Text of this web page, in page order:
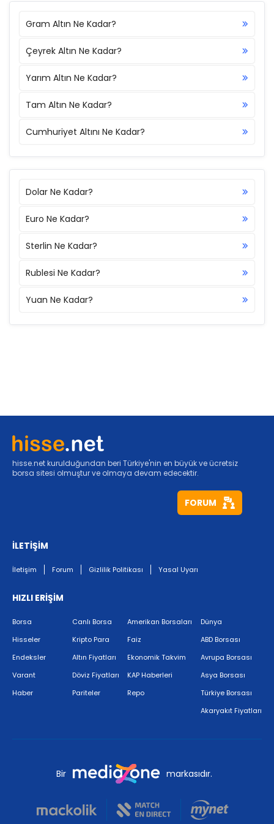
Gram Altın Ne Kadar?
Çeyrek Altın Ne Kadar?
Yarım Altın Ne Kadar?
Tam Altın Ne Kadar?
Cumhuriyet Altını Ne Kadar?
Dolar Ne Kadar?
Euro Ne Kadar?
Sterlin Ne Kadar?
Rublesi Ne Kadar?
Yuan Ne Kadar?
hisse.net kurulduğundan beri Türkiye'nin en büyük ve ücretsiz
borsa sitesi olmuştur ve olmaya devam edecektir.
FORUM
İLETİŞİM
İletişim Forum Gizlilik Politikası Yasal Uyarı
HIZLI ERİŞİM
Borsa
Hisseler
Endeksler
Varant
Haber
Canlı Borsa
Kripto Para
Altın Fiyatları
Döviz Fiyatları
Pariteler
Amerikan Borsaları
Faiz
Ekonomik Takvim
KAP Haberleri
Repo
Dünya
ABD Borsası
Avrupa Borsası
Asya Borsası
Türkiye Borsası
Akaryakıt Fiyatları
Bir markasıdır.